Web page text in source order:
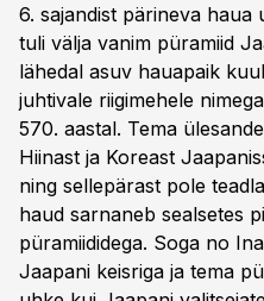
6. sajandist pärineva haua
tuli välja vanim püramiid
lähedal asuv hauapaik
juhtivale riigimehele nimega
570. aastal. Tema
Hiinast ja Koreast
ning sellepärast pole
haud sarnaneb sealsetes
püramiididega. Soga no
Jaapani keisriga ja tema